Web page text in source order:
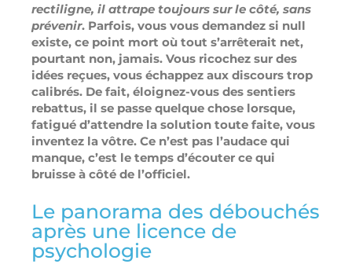
rectiligne, il attrape toujours sur le côté, sans
prévenir. Parfois, vous vous demandez si null
existe, ce point mort où tout s’arrêterait net,
pourtant non, jamais. Vous ricochez sur des
idées reçues, vous échappez aux discours trop
calibrés. De fait, éloignez-vous des sentiers
rebattus, il se passe quelque chose lorsque,
fatigué d’attendre la solution toute faite, vous
inventez la vôtre. Ce n’est pas l’audace qui
manque, c’est le temps d’écouter ce qui
bruisse à côté de l’officiel.
Le panorama des débouchés
après une licence de
psychologie